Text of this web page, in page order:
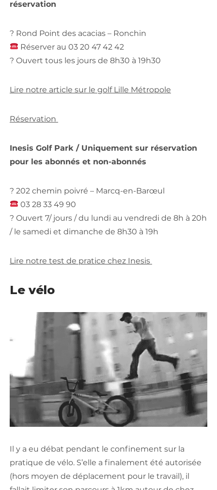
réservation
? Rond Point des acacias – Ronchin
Réserver au 03 20 47 42 42
? Ouvert tous les jours de 8h30 à 19h30
Lire notre article sur le golf Lille Métropole
Réservation
Inesis Golf Park / Uniquement sur réservation
pour les abonnés et non-abonnés
? 202 chemin poivré – Marcq-en-Barœul
03 28 33 49 90
? Ouvert 7/ jours / du lundi au vendredi de 8h à 20h
/ le samedi et dimanche de 8h30 à 19h
Lire notre test de pratice chez Inesis
Le vélo
Il y a eu débat pendant le confinement sur la
pratique de vélo. S’elle a finalement été autorisée
(hors moyen de déplacement pour le travail), il